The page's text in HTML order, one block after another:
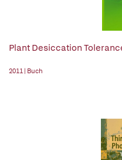
Plant Desiccation
2011 | Buch